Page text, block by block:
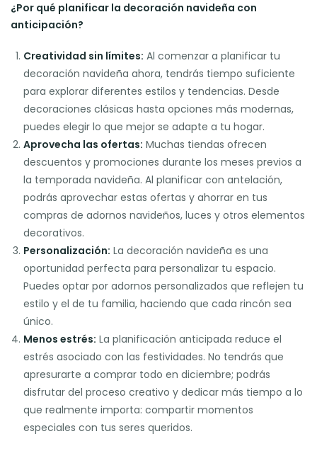
¿Por qué planificar la decoración navideña con
anticipación?
Creatividad sin límites: Al comenzar a planificar tu
decoración navideña ahora, tendrás tiempo suficiente
para explorar diferentes estilos y tendencias. Desde
decoraciones clásicas hasta opciones más modernas,
puedes elegir lo que mejor se adapte a tu hogar.
Aprovecha las ofertas: Muchas tiendas ofrecen
descuentos y promociones durante los meses previos a
la temporada navideña. Al planificar con antelación,
podrás aprovechar estas ofertas y ahorrar en tus
compras de adornos navideños, luces y otros elementos
decorativos.
Personalización: La decoración navideña es una
oportunidad perfecta para personalizar tu espacio.
Puedes optar por adornos personalizados que reflejen tu
estilo y el de tu familia, haciendo que cada rincón sea
único.
Menos estrés: La planificación anticipada reduce el
estrés asociado con las festividades. No tendrás que
apresurarte a comprar todo en diciembre; podrás
disfrutar del proceso creativo y dedicar más tiempo a lo
que realmente importa: compartir momentos
especiales con tus seres queridos.